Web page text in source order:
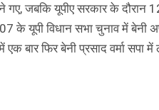
जबकि यूपीए सरकार के दौरान
के यूपी विधान सभा चुनाव में
बार फिर बेनी प्रसाद वर्मा सपा